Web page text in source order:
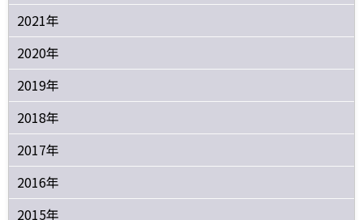
2021年
2020年
2019年
2018年
2017年
2016年
2015年